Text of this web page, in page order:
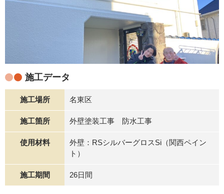
施工データ
施工場所 名東区
施工箇所 外壁塗装工事 防水工事
使用材料
外壁：RSシルバーグロスSi（関西ペイン
ト）
施工期間 26日間